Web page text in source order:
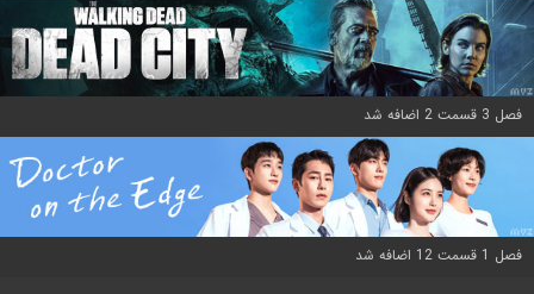
فصل 3 قسمت 2 اضافه شد
فصل 1 قسمت 12 اضافه شد